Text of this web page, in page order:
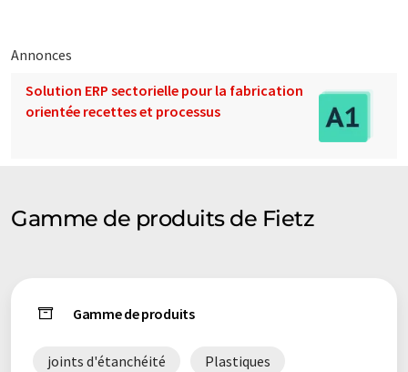
Annonces
Solution ERP sectorielle pour la fabrication
orientée recettes et processus
Gamme de produits de Fietz
Gamme de produits
joints d'étanchéité Plastiques